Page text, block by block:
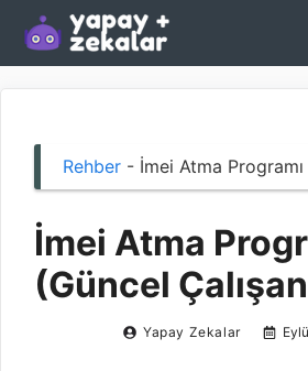
İçeriğe
atla
Rehber - İmei Atma
İmei Atma
(Güncel
Yapay Zekalar